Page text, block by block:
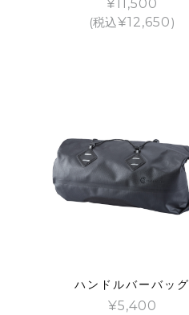
¥11,500
(税込¥12,650)
ハンドルバーバッグ
¥5,400